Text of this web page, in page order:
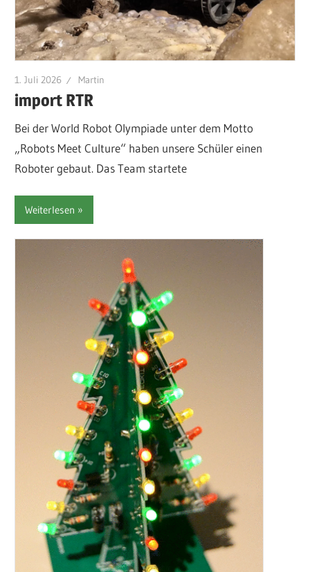
1. Juli 2026 Martin
import RTR
Bei der World Robot Olympiade unter dem Motto
„Robots Meet Culture“ haben unsere Schüler einen
Roboter gebaut. Das Team startete
Weiterlesen